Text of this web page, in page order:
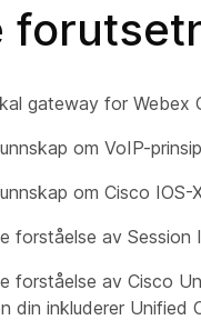
gateway for Webex
om VoIP-
om Cisco
forståelse av
forståelse av Cisco
din inkluderer Unified